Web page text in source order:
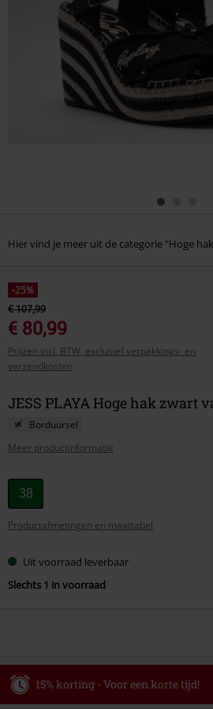
Hier vind je meer uit de categorie "Hoge
-25%
€ 107,99
€ 80,99
Prijzen incl. BTW, exclusief verpakkings- en
verzendkosten
JESS PLAYA Hoge hak zwart
Borduursel
Meer productinformatie
Kies
je
maat
38
Productafmetingen en maattabel
Uit voorraad leverbaar
Slechts 1 in voorraad
15% korting - Voor een korte tijd!